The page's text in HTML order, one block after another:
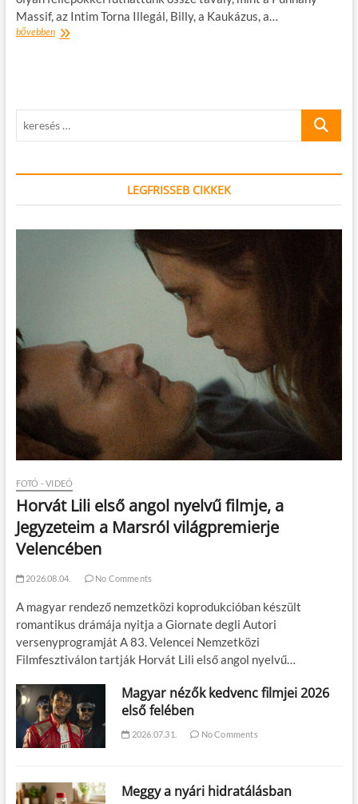
Massif, az Intim Torna Illegál, Billy, a Kaukázus, a…
bővebbenJegyet
keresés
LEGFRISSEB CIKKEK
FOTÓ - VIDEÓ
Horvát Lili első angol nyelvű filmje, a
Jegyzeteim a Marsról világpremierje
Velencében
2026.08.04. No Comments
A magyar rendező nemzetközi koprodukcióban készült
romantikus drámája nyitja a Giornate degli Autori
versenyprogramját A 83. Velencei Nemzetközi
Filmfesztiválon tartják Horvát Lili első angol nyelvű…
Magyar nézők kedvenc filmjei 2026
első felében
2026.07.31. No Comments
Meggy a nyári hidratálásban